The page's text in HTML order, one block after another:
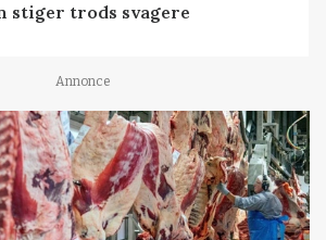
stiger trods svagere
Annonce